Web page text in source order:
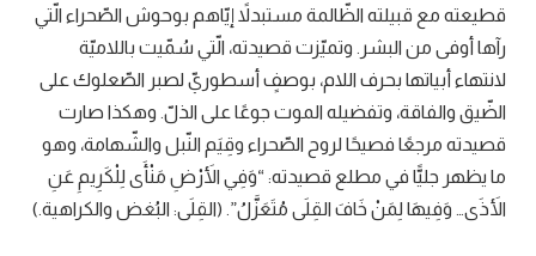
قطيعته مع قبيلته الظّالمة مستبدلاً إيّاهم بوحوش الصّحراء الّتي
رآها أوفى من البشر. وتميّزت قصيدته، الّتي سُمّيت باللاميّة
لانتهاء أبياتها بحرف اللام، بوصفٍ أسطوريّ لصبر الصّعلوك على
الضّيق والفاقة، وتفضيله الموت جوعًا على الذلّ. وهكذا صارت
قصيدته مرجعًا فصيحًا لروح الصّحراء وقِيَم النّبل والشّهامة، وهو
ما يظهر جليًّا في مطلع قصيدته: “وَفِي الأَرْضِ مَنْأَى لِلْكَرِيمِ عَنِ
الأَذَى… وَفِيهَا لِمَنْ خَافَ القِلَى مُتَعَزَّلُ”. (القِلَى: البُغض والكراهية.)